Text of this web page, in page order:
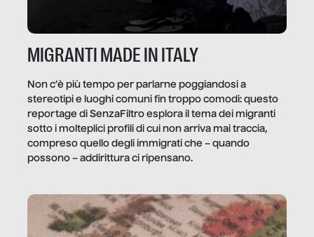
MIGRANTI MADE IN ITALY
Non c’è più tempo per parlarne poggiandosi a
stereotipi e luoghi comuni fin troppo comodi: questo
reportage di SenzaFiltro esplora il tema dei migranti
sotto i molteplici profili di cui non arriva mai traccia,
compreso quello degli immigrati che – quando
possono – addirittura ci ripensano.